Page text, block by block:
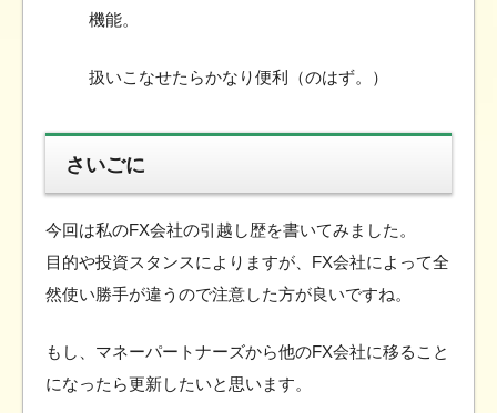
機能。
扱いこなせたらかなり便利（のはず。）
さいごに
今回は私のFX会社の引越し歴を書いてみました。
目的や投資スタンスによりますが、FX会社によって全
然使い勝手が違うので注意した方が良いですね。
もし、マネーパートナーズから他のFX会社に移ること
になったら更新したいと思います。